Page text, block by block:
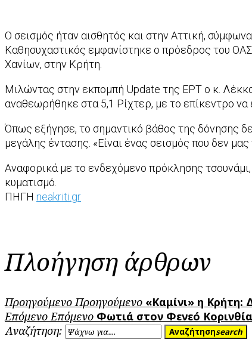
Ο σεισμός ήταν αισθητός και στην Αττική,
Καθησυχαστικός εμφανίστηκε ο πρόεδρος του
Χανίων, στην Κρήτη.
Μιλώντας στην εκπομπή Update της ΕΡΤ ο κ.
αναθεωρήθηκε στα 5,1 Ρίχτερ, με το επίκεντρο
Όπως εξήγησε, το σημαντικό βάθος της δόνησης
μεγάλης έντασης. «Είναι ένας σεισμός που δεν
Αναφορικά με το ενδεχόμενο πρόκλησης
κυματισμό.
ΠΗΓΗ neakriti.gr
Πλοήγηση άρθρων
Προηγούμενο Προηγούμενο «Καμίνι» η Κρήτη:
Επόμενο Επόμενο Φωτιά στον Φενεό
Αναζήτηση:
Αναζήτησηsearch